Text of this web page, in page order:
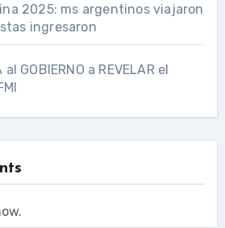
2025: ms argentinos viajaron
ingresaron
GOBIERNO a REVELAR el